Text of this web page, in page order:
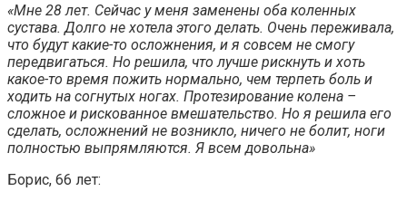
«Мне 28 лет. Сейчас у меня заменены оба коленных
сустава. Долго не хотела этого делать. Очень переживала,
что будут какие-то осложнения, и я совсем не смогу
передвигаться. Но решила, что лучше рискнуть и хоть
какое-то время пожить нормально, чем терпеть боль и
ходить на согнутых ногах. Протезирование колена –
сложное и рискованное вмешательство. Но я решила его
сделать, осложнений не возникло, ничего не болит, ноги
полностью выпрямляются. Я всем довольна»
Борис, 66 лет: